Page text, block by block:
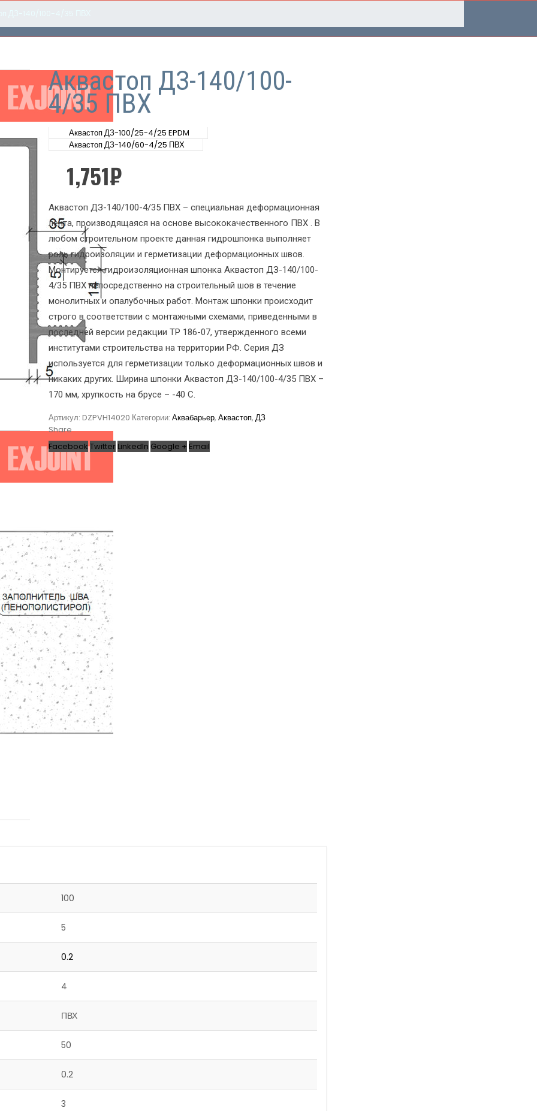
Аквастоп ДЗ-140/100-
4/35 ПВХ
Аквастоп ДЗ-100/25-4/25 EPDM
Аквастоп ДЗ-140/60-4/25 ПВХ
1,751₽
Аквастоп ДЗ-140/100-4/35 ПВХ – специальная деформационная
лента, производящаяся на основе высококачественного ПВХ . В
любом строительном проекте данная гидрошпонка выполняет
роль гидроизоляции и герметизации деформационных швов.
Монтируется гидроизоляционная шпонка Аквастоп ДЗ-140/100-
4/35 ПВХ непосредственно на строительный шов в течение
монолитных и опалубочных работ. Монтаж шпонки происходит
строго в соответствии с монтажными схемами, приведенными в
последней версии редакции ТР 186-07, утвержденного всеми
институтами строительства на территории РФ. Серия ДЗ
используется для герметизации только деформационных швов и
никаких других. Ширина шпонки Аквастоп ДЗ-140/100-4/35 ПВХ –
170 мм, хрупкость на брусе – -40 С.
Артикул: DZPVH14020 Категории: Аквабарьер, Аквастоп, ДЗ
Share
Facebook Twitter LinkedIn Google + Email
100
5
0.2
4
ПВХ
50
0.2
3